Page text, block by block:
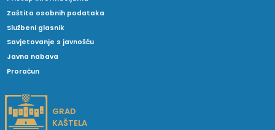
Zaštita osobnih podataka
Službeni glasnik
Savjetovanje s javnošću
Javna nabava
Proračun
GRAD
KAŠTELA